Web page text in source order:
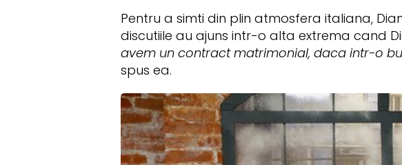
Pentru a simti din plin atmosfera italiana,
discutiile au ajuns intr-o alta extrema cand
avem un contract matrimonial, daca intr-o
spus ea.